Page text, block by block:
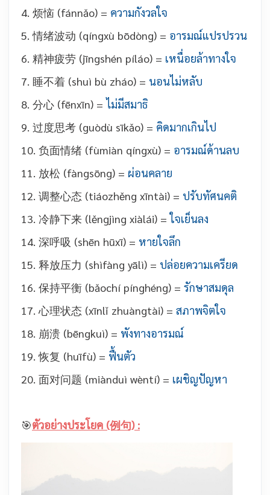
4. 烦恼 (fánnǎo) = ความกังวลใจ
5. 情绪波动 (qíngxù bōdòng) = อารมณ์แปรปรวน
6. 精神疲劳 (jīngshén píláo) = เหนื่อยล้าทางใจ
7. 睡不着 (shuì bù zháo) = นอนไม่หลับ
8. 分心 (fēnxīn) = ไม่มีสมาธิ
9. 过度思考 (guòdù sīkǎo) = คิดมากเกินไป
10. 负面情绪 (fùmiàn qíngxù) = อารมณ์ด้านลบ
11. 放松 (fàngsōng) = ผ่อนคลาย
12. 调整心态 (tiáozhěng xīntài) = ปรับทัศนคติ
13. 冷静下来 (lěngjìng xiàlái) = ใจเย็นลง
14. 深呼吸 (shēn hūxī) = หายใจลึก
15. 释放压力 (shìfàng yālì) = ปล่อยความเครียด
16. 保持平衡 (bǎochí pínghéng) = รักษาสมดุล
17. 心理状态 (xīnlǐ zhuàngtài) = สภาพจิตใจ
18. 崩溃 (bēngkuì) = พังทางอารมณ์
19. 恢复 (huīfù) = ฟื้นตัว
20. 面对问题 (miànduì wèntí) = เผชิญปัญหา
🎯ตัวอย่างประโยค (例句) :